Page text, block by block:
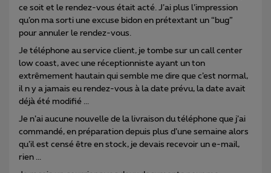
ce soit et le rendez-vous était acté. J’ai plus l’impression
qu’on ma sorti une excuse bidon en prétextant un “bug”
pour annuler le rendez-vous.
Je téléphone au service client, je tombe sur un call center
low coast, avec une réceptionniste ayant un ton
extrêmement hautain qui semble me dire que c’est normal,
il n y a jamais eu rendez-vous à la date prévu, la date avait
déjà été modifié ...
Je n’ai aucune nouvelle de la livraison du téléphone que j’ai
commandé, en préparation depuis plus d’une semaine alors
qu’il est censé être en stock, je devais recevoir un e-mail,
rien ...